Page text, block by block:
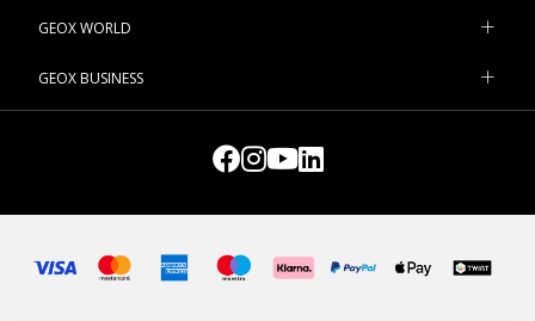
GEOX WORLD
GEOX BUSINESS